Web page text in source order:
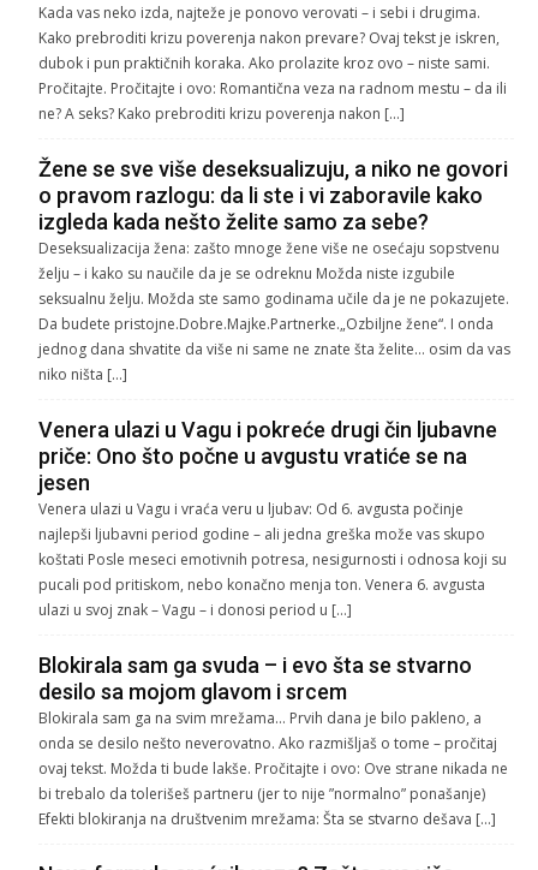
Kada vas neko izda, najteže je ponovo verovati – i sebi i drugima.
Kako prebroditi krizu poverenja nakon prevare? Ovaj tekst je iskren,
dubok i pun praktičnih koraka. Ako prolazite kroz ovo – niste sami.
Pročitajte. Pročitajte i ovo: Romantična veza na radnom mestu – da ili
ne? A seks? Kako prebroditi krizu poverenja nakon […]
Žene se sve više deseksualizuju, a niko ne govori
o pravom razlogu: da li ste i vi zaboravile kako
izgleda kada nešto želite samo za sebe?
Deseksualizacija žena: zašto mnoge žene više ne osećaju sopstvenu
želju – i kako su naučile da je se odreknu Možda niste izgubile
seksualnu želju. Možda ste samo godinama učile da je ne pokazujete.
Da budete pristojne.Dobre.Majke.Partnerke.„Ozbiljne žene“. I onda
jednog dana shvatite da više ni same ne znate šta želite… osim da vas
niko ništa […]
Venera ulazi u Vagu i pokreće drugi čin ljubavne
priče: Ono što počne u avgustu vratiće se na
jesen
Venera ulazi u Vagu i vraća veru u ljubav: Od 6. avgusta počinje
najlepši ljubavni period godine – ali jedna greška može vas skupo
koštati Posle meseci emotivnih potresa, nesigurnosti i odnosa koji su
pucali pod pritiskom, nebo konačno menja ton. Venera 6. avgusta
ulazi u svoj znak – Vagu – i donosi period u […]
Blokirala sam ga svuda – i evo šta se stvarno
desilo sa mojom glavom i srcem
Blokirala sam ga na svim mrežama… Prvih dana je bilo pakleno, a
onda se desilo nešto neverovatno. Ako razmišljaš o tome – pročitaj
ovaj tekst. Možda ti bude lakše. Pročitajte i ovo: Ove strane nikada ne
bi trebalo da tolerišeš partneru (jer to nije ”normalno” ponašanje)
Efekti blokiranja na društvenim mrežama: Šta se stvarno dešava […]